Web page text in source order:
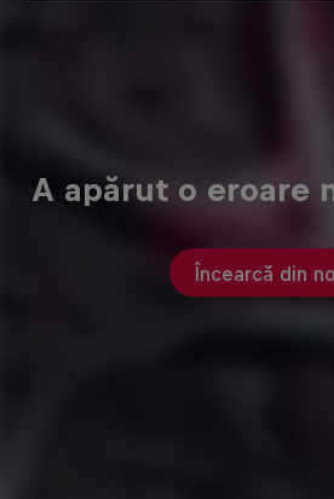
A apărut o eroare
Încearcă din